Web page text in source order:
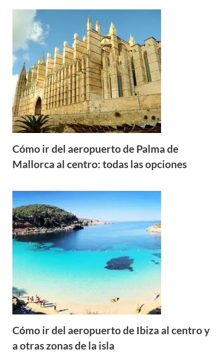
Cómo ir del aeropuerto de Palma de
Mallorca al centro: todas las opciones
Cómo ir del aeropuerto de Ibiza al centro y
a otras zonas de la isla